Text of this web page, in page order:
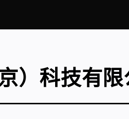
）科技有限